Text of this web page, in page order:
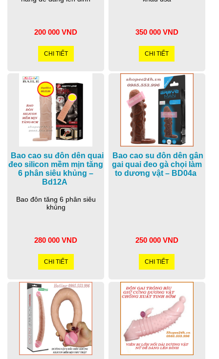
200 000 VND
CHI TIẾT
350 000 VND
CHI TIẾT
Bao cao su đôn dên quai
đeo silicon mềm mịn tăng
6 phân siêu khủng –
Bd12A
Bao đôn tăng 6 phân siêu
khủng
280 000 VND
CHI TIẾT
Bao cao su đôn dên gân
gai quai đeo gà chọi làm
to dương vật – BD04a
250 000 VND
CHI TIẾT